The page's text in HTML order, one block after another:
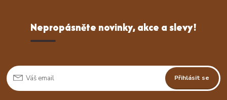
Nepropásněte novinky, akce a slevy!
Přihlásit se